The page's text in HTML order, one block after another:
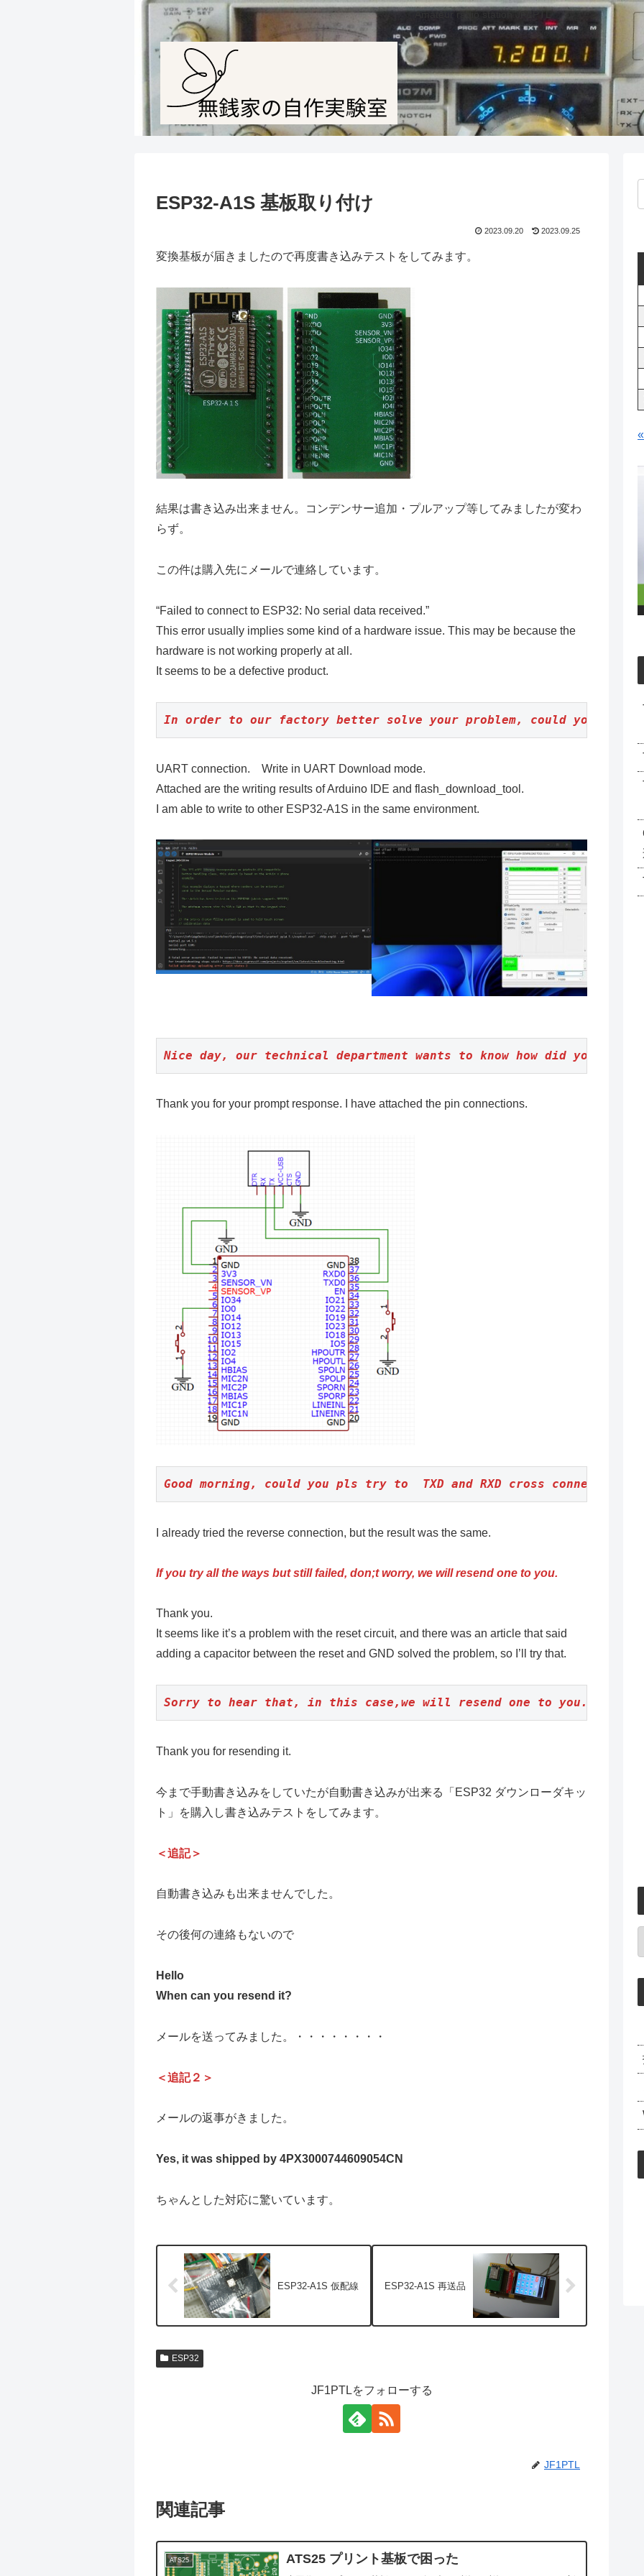
Amateur radio station JF1PTL
ESP32-A1S 基板取り付け
2023.09.20 2023.09.25
変換基板が届きましたので再度書き込みテストをしてみます。
結果は書き込み出来ません。コンデンサー追加・プルアップ等してみましたが変わ
らず。
この件は購入先にメールで連絡しています。
“Failed to connect to ESP32: No serial data received.”
This error usually implies some kind of a hardware issue. This may be because the
hardware is not working properly at all.
It seems to be a defective product.
In order to our factory better solve your problem, could you pls
UART connection. Write in UART Download mode.
Attached are the writing results of Arduino IDE and flash_download_tool.
I am able to write to other ESP32-A1S in the same environment.
Nice day, our technical department wants to know how did you
Thank you for your prompt response. I have attached the pin connections.
Good morning, could you pls try to  TXD and RXD cross connect?
I already tried the reverse connection, but the result was the same.
If you try all the ways but still failed, don;t worry, we will resend one to you.
Thank you.
It seems like it’s a problem with the reset circuit, and there was an article that said
adding a capacitor between the reset and GND solved the problem, so I’ll try that.
Sorry to hear that, in this case,we will resend one to you.
Thank you for resending it.
今まで手動書き込みをしていたが自動書き込みが出来る「ESP32 ダウンローダキッ
ト」を購入し書き込みテストをしてみます。
＜追記＞
自動書き込みも出来ませんでした。
その後何の連絡もないので
Hello
When can you resend it?
メールを送ってみました。・・・・・・・・
＜追記２＞
メールの返事がきました。
Yes, it was shipped by 4PX3000744609054CN
ちゃんとした対応に驚いています。
ESP32-A1S 仮配線 ESP32-A1S 再送品
ESP32
JF1PTLをフォローする
JF1PTL
関連記事
ATS25 ATS25 プリント基板で困った